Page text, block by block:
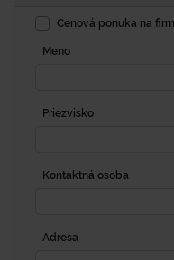
Cenová ponuka na
Meno
Priezvisko
Kontaktná osoba
Adresa